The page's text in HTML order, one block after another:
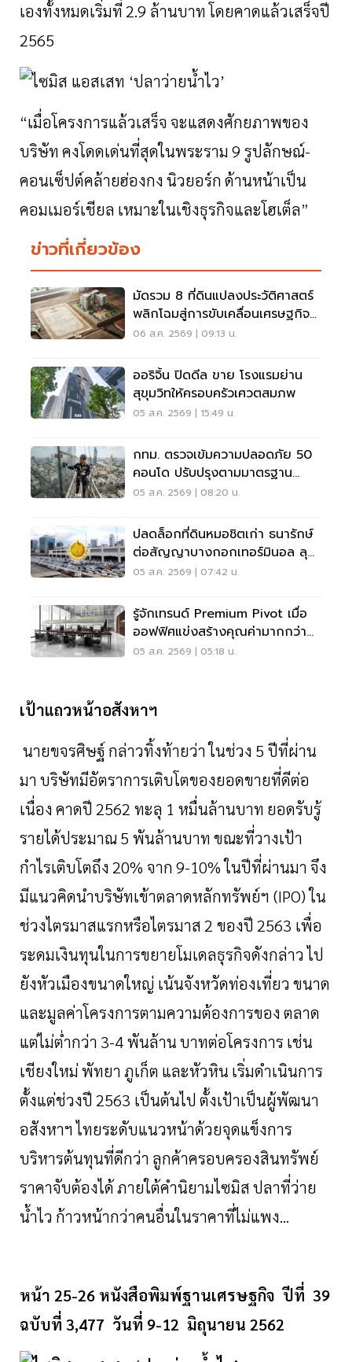
เองทั้งหมดเริ่มที่2.9 ล้านบาทโดยคาดแล้วเสร็จปี
2565
“เมื่อโครงการแล้วเสร็จจะแสดงศักยภาพของ
บริษัทคงโดดเด่นที่สุดในพระราม9 รูปลักษณ์-
คอนเซ็ปต์คล้ายฮ่องกงนิวยอร์กด้านหน้าเป็น
คอมเมอร์เชียล เหมาะในเชิงธุรกิจและโฮเต็ล”
ข่าวที่เกี่ยวข้อง
มัดรวม 8 ที่ดินแปลงประวัติศาสตร์
พลิกโฉมสู่การขับเคลื่อนเศรษฐกิจ
เมือง
06 ส.ค. 2569 | 09:13 น.
ออริจิ้น ปิดดีล ขาย โรงแรมย่าน
สุขุมวิทให้ครอบครัวเศวตสมภพ
05 ส.ค. 2569 | 15:49 น.
กทม. ตรวจเข้มความปลอดภัย 50
คอนโด ปรับปรุงตามมาตรฐาน
เคร่งครัด
05 ส.ค. 2569 | 08:20 น.
ปลดล็อกที่ดินหมอชิตเก่า ธนารักษ์
ต่อสัญญาบางกอกเทอร์มินอล ลุย
บิ๊กโปรเจ็กต์
05 ส.ค. 2569 | 07:42 น.
รู้จักเทรนด์ Premium Pivot เมื่อ
ออฟฟิศแข่งสร้างคุณค่ามากกว่า
ทำเล-ค่าเช่า
05 ส.ค. 2569 | 05:18 น.
เป้าแถวหน้าอสังหาฯ
นายขจรศิษฐ์ กล่าวทิ้งท้ายว่าในช่วง 5 ปีที่ผ่าน
มาบริษัทมีอัตราการเติบโตของยอดขายที่ดีต่อ
เนื่องคาดปี2562 ทะลุ 1 หมื่นล้านบาท ยอดรับรู้
รายได้ประมาณ5 พันล้านบาทขณะที่วางเป้า
กำไรเติบโตถึง20% จาก9-10%ในปีที่ผ่านมาจึง
มีแนวคิดนำบริษัทเข้าตลาดหลักทรัพย์ฯ (IPO)ใน
ช่วงไตรมาสแรกหรือไตรมาส2 ของปี2563 เพื่อ
ระดมเงินทุนในการขยายโมเดลธุรกิจดังกล่าวไป
ยังหัวเมืองขนาดใหญ่ เน้นจังหวัดท่องเที่ยวขนาด
และมูลค่าโครงการตามความต้องการของตลาด
แต่ไม่ตํ่ากว่า 3-4พันล้านบาทต่อโครงการ เช่น
เชียงใหม่พัทยาภูเก็ต และหัวหิน เริ่มดำเนินการ
ตั้งแต่ช่วงปี2563 เป็นต้นไปตั้งเป้าเป็นผู้พัฒนา
อสังหาฯไทยระดับแนวหน้าด้วยจุดแข็งการ
บริหารต้นทุนที่ดีกว่า ลูกค้าครอบครองสินทรัพย์
ราคาจับต้องได้ภายใต้คำนิยามไซมิสปลาที่ว่าย
นํ้าไว ก้าวหน้ากว่าคนอื่นในราคาที่ไม่แพง...
หน้า 25-26 หนังสือพิมพ์ฐานเศรษฐกิจ ปีที่ 39
ฉบับที่ 3,477 วันที่ 9-12 มิถุนายน 2562